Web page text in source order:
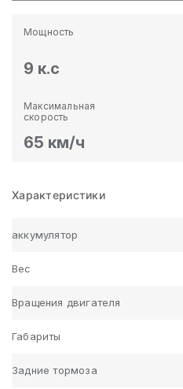
Мощность
9 к.с
Максимальная
скорость
65 км/ч
Характеристики
аккумулятор
Вес
Вращения двигателя
Габариты
Задние тормоза